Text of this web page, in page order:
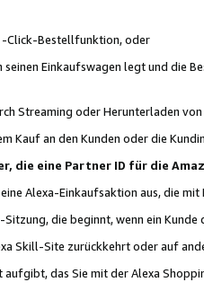
Click-Bestellfunktion, oder
Einkaufswagen legt und die
Streaming oder Herunterladen
Kauf an den Kunden oder die
die eine Partner ID für die
Alexa-Einkaufsaktion aus, die mit
die beginnt, wenn ein
Skill-Site zurückkehrt oder auf
das Sie mit der Alexa